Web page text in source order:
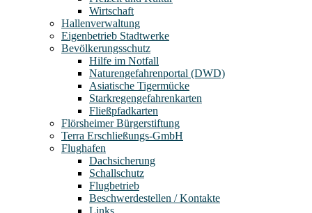
Wirtschaft
Hallenverwaltung
Eigenbetrieb Stadtwerke
Bevölkerungsschutz
Hilfe im Notfall
Naturengefahrenportal (DWD)
Asiatische Tigermücke
Starkregengefahrenkarten
Fließpfadkarten
Flörsheimer Bürgerstiftung
Terra Erschließungs-GmbH
Flughafen
Dachsicherung
Schallschutz
Flugbetrieb
Beschwerdestellen / Kontakte